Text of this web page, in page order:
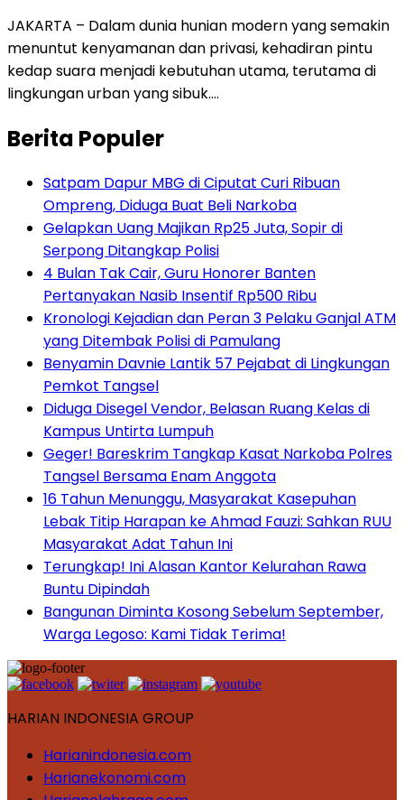
JAKARTA – Dalam dunia hunian modern yang semakin
menuntut kenyamanan dan privasi, kehadiran pintu
kedap suara menjadi kebutuhan utama, terutama di
lingkungan urban yang sibuk….
Berita Populer
Satpam Dapur MBG di Ciputat Curi Ribuan
Ompreng, Diduga Buat Beli Narkoba
Gelapkan Uang Majikan Rp25 Juta, Sopir di
Serpong Ditangkap Polisi
4 Bulan Tak Cair, Guru Honorer Banten
Pertanyakan Nasib Insentif Rp500 Ribu
Kronologi Kejadian dan Peran 3 Pelaku Ganjal ATM
yang Ditembak Polisi di Pamulang
Benyamin Davnie Lantik 57 Pejabat di Lingkungan
Pemkot Tangsel
Diduga Disegel Vendor, Belasan Ruang Kelas di
Kampus Untirta Lumpuh
Geger! Bareskrim Tangkap Kasat Narkoba Polres
Tangsel Bersama Enam Anggota
16 Tahun Menunggu, Masyarakat Kasepuhan
Lebak Titip Harapan ke Ahmad Fauzi: Sahkan RUU
Masyarakat Adat Tahun Ini
Terungkap! Ini Alasan Kantor Kelurahan Rawa
Buntu Dipindah
Bangunan Diminta Kosong Sebelum September,
Warga Legoso: Kami Tidak Terima!
HARIAN INDONESIA GROUP
Harianindonesia.com
Harianekonomi.com